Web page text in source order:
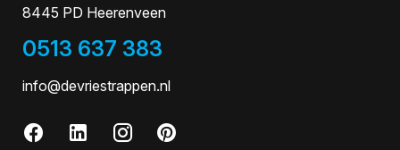
8445 PD Heerenveen
0513 637 383
info@devriestrappen.nl